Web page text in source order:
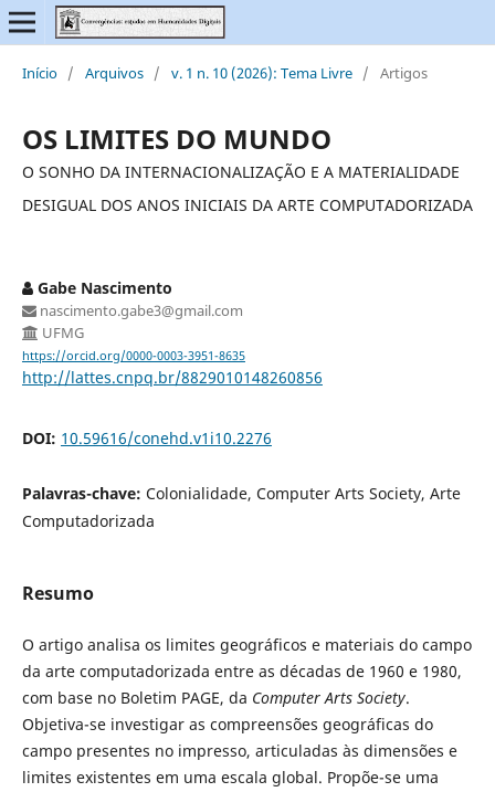
Início / Arquivos / v. 1 n. 10 (2026): Tema Livre / Artigos
OS LIMITES DO MUNDO
O SONHO DA INTERNACIONALIZAÇÃO E A MATERIALIDADE
DESIGUAL DOS ANOS INICIAIS DA ARTE COMPUTADORIZADA
Gabe Nascimento
nascimento.gabe3@gmail.com
UFMG
https://orcid.org/0000-0003-3951-8635
http://lattes.cnpq.br/8829010148260856
DOI: 10.59616/conehd.v1i10.2276
Palavras-chave: Colonialidade, Computer Arts Society, Arte
Computadorizada
Resumo
O artigo analisa os limites geográficos e materiais do campo
da arte computadorizada entre as décadas de 1960 e 1980,
com base no Boletim PAGE, da Computer Arts Society.
Objetiva-se investigar as compreensões geográficas do
campo presentes no impresso, articuladas às dimensões e
limites existentes em uma escala global. Propõe-se uma